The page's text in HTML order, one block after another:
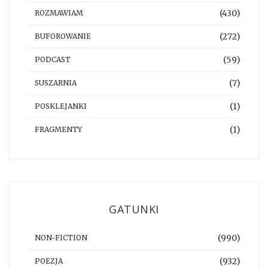
ROZMAWIAM (430)
BUFOROWANIE (272)
PODCAST (59)
SUSZARNIA (7)
POSKLEJANKI (1)
FRAGMENTY (1)
GATUNKI
NON-FICTION (990)
POEZJA (932)